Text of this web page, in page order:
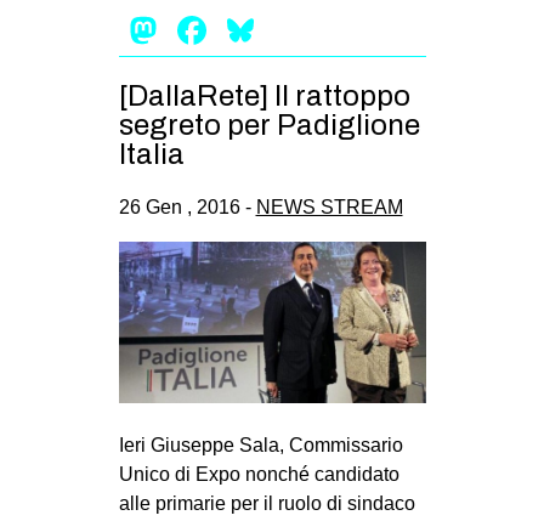
in
Fb
bsky
ms
SEARCH
Mastodon
Facebook
[DallaRete] Il rattoppo
segreto per Padiglione
Italia
26 Gen , 2016 - NEWS STREAM
Ieri Giuseppe Sala, Commissario
Unico di Expo nonché candidato
alle primarie per il ruolo di sindaco